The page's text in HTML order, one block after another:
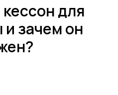
для
зачем он